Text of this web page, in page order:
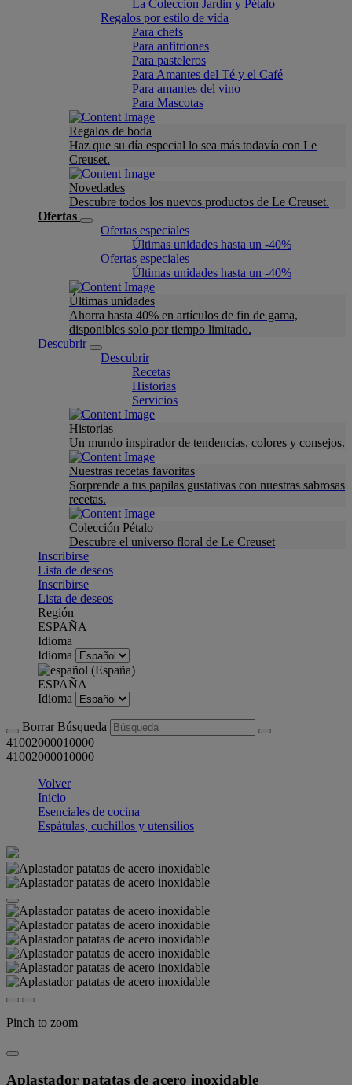
La Colección Jardin y Pétalo
Regalos por estilo de vida
Para chefs
Para anfitriones
Para pasteleros
Para Amantes del Té y el Café
Para amantes del vino
Para Mascotas
Regalos de boda
Haz que su día especial lo sea más todavía con Le
Creuset.
Novedades
Descubre todos los nuevos productos de Le Creuset.
Ofertas
Ofertas especiales
Últimas unidades hasta un -40%
Ofertas especiales
Últimas unidades hasta un -40%
Últimas unidades
Ahorra hasta 40% en artículos de fin de gama,
disponibles solo por tiempo limitado.
Descubrir
Descubrir
Recetas
Historias
Servicios
Historias
Un mundo inspirador de tendencias, colores y consejos.
Nuestras recetas favoritas
Sorprende a tus papilas gustativas con nuestras sabrosas
recetas.
Colección Pétalo
Descubre el universo floral de Le Creuset
Inscribirse
Lista de deseos
Inscribirse
Lista de deseos
Región
ESPAÑA
Idioma
Idioma
ESPAÑA
Idioma
Borrar Búsqueda
41002000010000
41002000010000
Volver
Inicio
Esenciales de cocina
Espátulas, cuchillos y utensilios
Pinch to zoom
Aplastador patatas de acero inoxidable